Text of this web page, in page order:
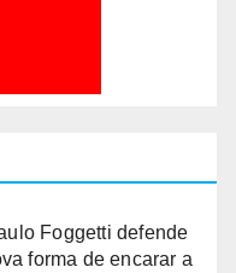
Foggetti defende
forma de encarar a